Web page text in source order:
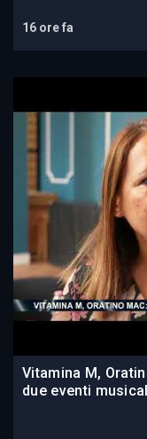
16 ore fa
Vitamina M,
due eventi